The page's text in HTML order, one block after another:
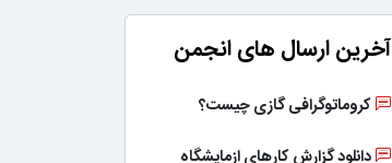
آخرین ارسال های انجمن
کروماتوگرافی گازی چیست؟
دانلود گزارش کارهای ازمایشگاه